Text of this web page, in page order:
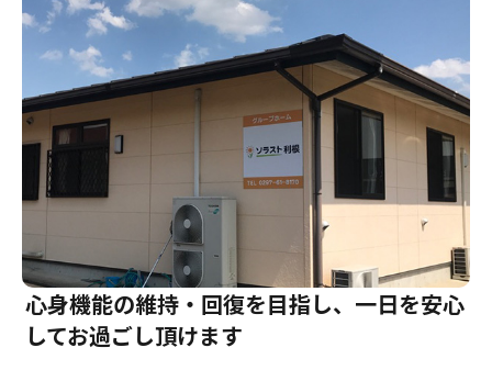
心身機能の維持・回復を目指し、一日を安心
してお過ごし頂けます